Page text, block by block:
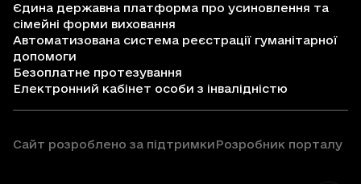
Єдина державна платформа про усиновлення та
сімейні форми виховання
Автоматизована система реєстрації гуманітарної
допомоги
Безоплатне протезування
Електронний кабінет особи з інвалідністю
Сайт розроблено за підтримкиРозробник порталу